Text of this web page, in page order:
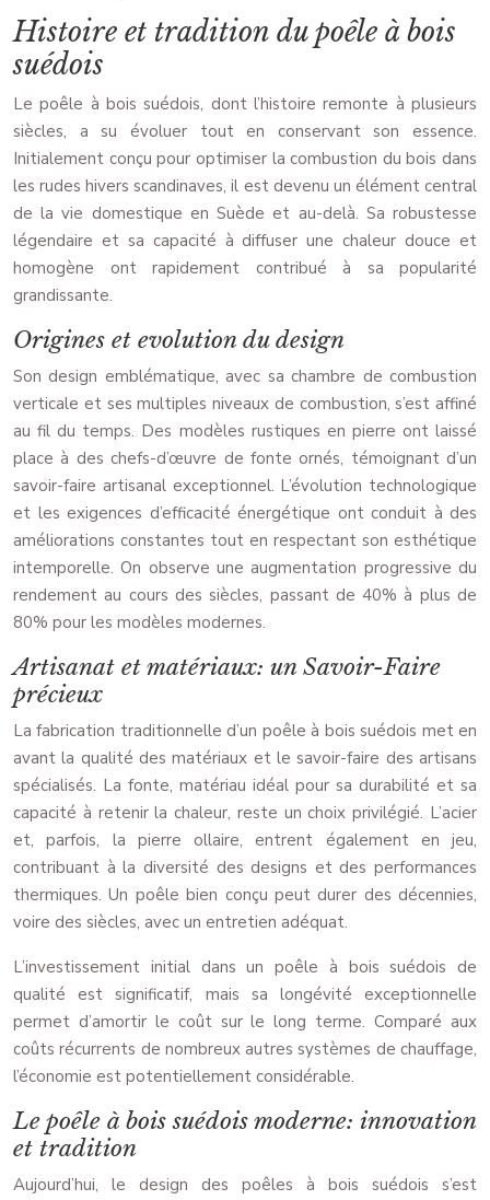
Histoire et tradition du poêle à bois
suédois
Le poêle à bois suédois, dont l’histoire remonte à plusieurs
siècles, a su évoluer tout en conservant son essence.
Initialement conçu pour optimiser la combustion du bois dans
les rudes hivers scandinaves, il est devenu un élément central
de la vie domestique en Suède et au-delà. Sa robustesse
légendaire et sa capacité à diffuser une chaleur douce et
homogène ont rapidement contribué à sa popularité
grandissante.
Origines et evolution du design
Son design emblématique, avec sa chambre de combustion
verticale et ses multiples niveaux de combustion, s’est affiné
au fil du temps. Des modèles rustiques en pierre ont laissé
place à des chefs-d’œuvre de fonte ornés, témoignant d’un
savoir-faire artisanal exceptionnel. L’évolution technologique
et les exigences d’efficacité énergétique ont conduit à des
améliorations constantes tout en respectant son esthétique
intemporelle. On observe une augmentation progressive du
rendement au cours des siècles, passant de 40% à plus de
80% pour les modèles modernes.
Artisanat et matériaux: un Savoir-Faire
précieux
La fabrication traditionnelle d’un poêle à bois suédois met en
avant la qualité des matériaux et le savoir-faire des artisans
spécialisés. La fonte, matériau idéal pour sa durabilité et sa
capacité à retenir la chaleur, reste un choix privilégié. L’acier
et, parfois, la pierre ollaire, entrent également en jeu,
contribuant à la diversité des designs et des performances
thermiques. Un poêle bien conçu peut durer des décennies,
voire des siècles, avec un entretien adéquat.
L’investissement initial dans un poêle à bois suédois de
qualité est significatif, mais sa longévité exceptionnelle
permet d’amortir le coût sur le long terme. Comparé aux
coûts récurrents de nombreux autres systèmes de chauffage,
l’économie est potentiellement considérable.
Le poêle à bois suédois moderne: innovation
et tradition
Aujourd’hui, le design des poêles à bois suédois s’est